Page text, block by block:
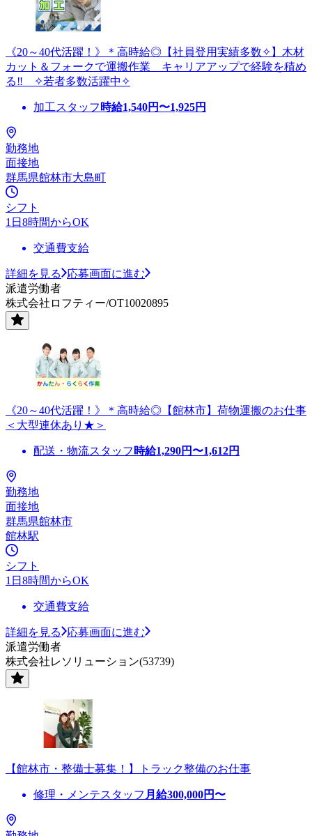
《20～40代活躍！》＊高時給◎【社員登用実績多数✧】木材
カット＆フォークで運搬作業 キャリアアップで経験を積め
る‼ ✧若者多数活躍中✧
加工スタッフ 時給1,540円〜1,925円
勤務地
面接地
群馬県館林市大島町
シフト
1日8時間からOK
交通費支給
詳細を見る
応募画面に進む
派遣労働者
株式会社ロフティー/OT10020895
《20～40代活躍！》＊高時給◎【館林市】荷物運搬のお仕事
＜大型連休あり★＞
配送・物流スタッフ 時給1,290円〜1,612円
勤務地
面接地
群馬県館林市
館林駅
シフト
1日8時間からOK
交通費支給
詳細を見る
応募画面に進む
派遣労働者
株式会社レソリューション(53739)
【館林市・整備士募集！】トラック整備のお仕事
修理・メンテスタッフ 月給300,000円〜